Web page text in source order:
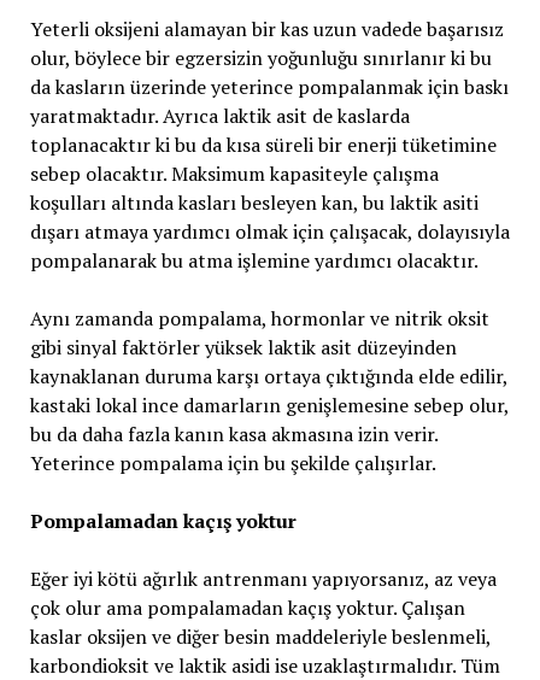
Yeterli oksijeni alamayan bir kas uzun vadede başarısız
olur, böylece bir egzersizin yoğunluğu sınırlanır ki bu
da kasların üzerinde yeterince pompalanmak için baskı
yaratmaktadır. Ayrıca laktik asit de kaslarda
toplanacaktır ki bu da kısa süreli bir enerji tüketimine
sebep olacaktır. Maksimum kapasiteyle çalışma
koşulları altında kasları besleyen kan, bu laktik asiti
dışarı atmaya yardımcı olmak için çalışacak, dolayısıyla
pompalanarak bu atma işlemine yardımcı olacaktır.
Aynı zamanda pompalama, hormonlar ve nitrik oksit
gibi sinyal faktörler yüksek laktik asit düzeyinden
kaynaklanan duruma karşı ortaya çıktığında elde edilir,
kastaki lokal ince damarların genişlemesine sebep olur,
bu da daha fazla kanın kasa akmasına izin verir.
Yeterince pompalama için bu şekilde çalışırlar.
Pompalamadan kaçış yoktur
Eğer iyi kötü ağırlık antrenmanı yapıyorsanız, az veya
çok olur ama pompalamadan kaçış yoktur. Çalışan
kaslar oksijen ve diğer besin maddeleriyle beslenmeli,
karbondioksit ve laktik asidi ise uzaklaştırmalıdır. Tüm